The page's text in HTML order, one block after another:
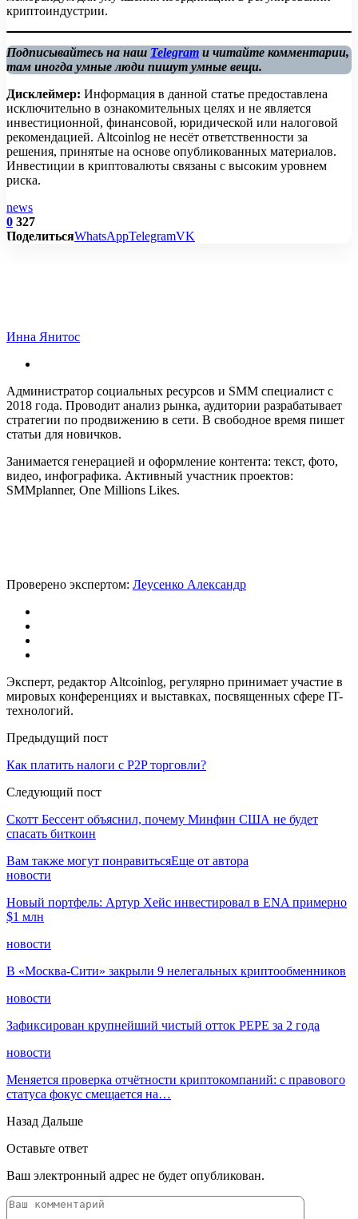
криптоиндустрии.
Подписывайтесь на наш Telegram и читайте комментарии,
там иногда умные люди пишут умные вещи.
Дисклеймер: Информация в данной статье предоставлена
исключительно в ознакомительных целях и не является
инвестиционной, финансовой, юридической или налоговой
рекомендацией. Altcoinlog не несёт ответственности за
решения, принятые на основе опубликованных материалов.
Инвестиции в криптовалюты связаны с высоким уровнем
риска.
news
0 327
ПоделитьсяWhatsAppTelegramVK
Инна Янитос
Администратор социальных ресурсов и SMM специалист с
2018 года. Проводит анализ рынка, аудитории разрабатывает
стратегии по продвижению в сети. В свободное время пишет
статьи для новичков.
Занимается генерацией и оформление контента: текст, фото,
видео, инфографика. Активный участник проектов:
SMMplanner, One Millions Likes.
Проверено экспертом: Леусенко Александр
Эксперт, редактор Altcoinlog, регулярно принимает участие в
мировых конференциях и выставках, посвященных сфере IT-
технологий.
Предыдущий пост
Как платить налоги с P2P торговли?
Следующий пост
Скотт Бессент объяснил, почему Минфин США не будет
спасать биткоин
Вам также могут понравитьсяЕще от автора
новости
Новый портфель: Артур Хейс инвестировал в ENA примерно
$1 млн
новости
В «Москва-Сити» закрыли 9 нелегальных криптообменников
новости
Зафиксирован крупнейший чистый отток PEPE за 2 года
новости
Меняется проверка отчётности криптокомпаний: с правового
статуса фокус смещается на…
Назад Дальше
Оставьте ответ
Ваш электронный адрес не будет опубликован.